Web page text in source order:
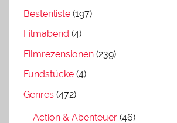
Bestenliste (197)
Filmabend (4)
Filmrezensionen (239)
Fundstücke (4)
Genres (472)
Action & Abenteuer (46)